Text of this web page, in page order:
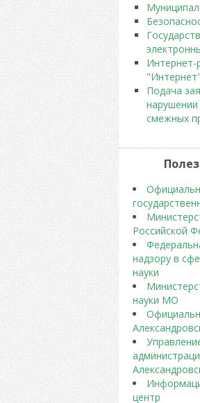
Интернет-
Подача
нарушении
смежных
Российской
надзору в
науки
науки МО
центр